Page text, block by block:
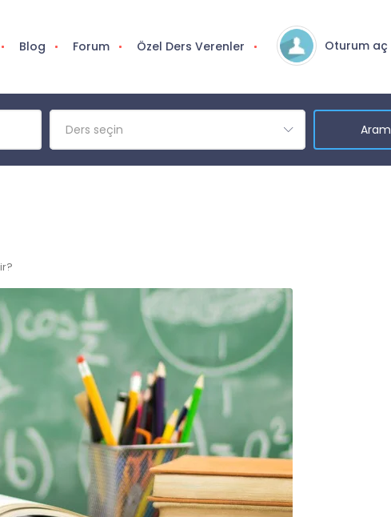
Blog Forum Özel Ders Verenler Oturum aç
Ders seçin